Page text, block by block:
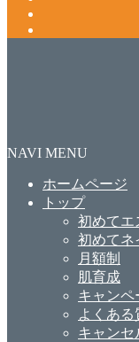
NAVI MENU
ホームページ
トップ
初めてエ
初めてネ
月額制
肌育成
キャンペ
よくある
キャンセ